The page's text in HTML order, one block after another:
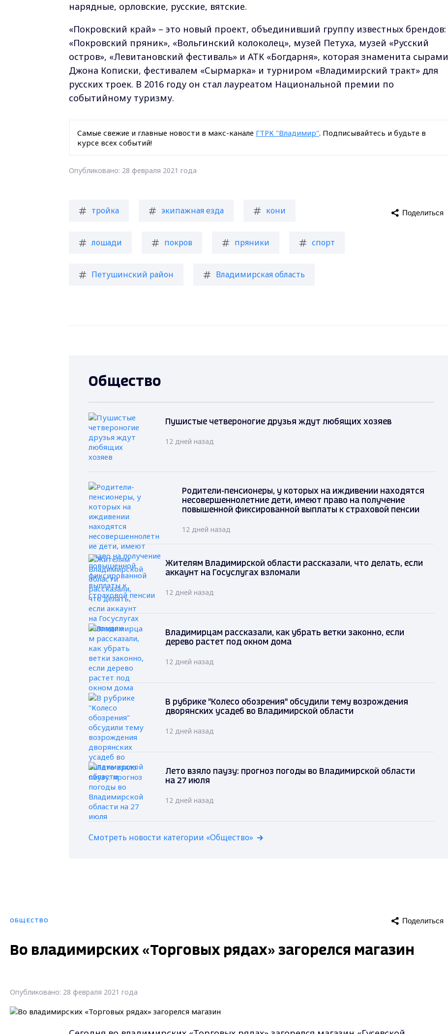
нарядные, орловские, русские, вятские.
«Покровский край» – это новый проект, объединивший группу известных брендов:
«Покровский пряник», «Вольгинский колоколец», музей Петуха, музей «Русский
остров», «Левитановский фестиваль» и АТК «Богдарня», которая знаменита сырами
Джона Кописки, фестивалем «Сырмарка» и турниром «Владимирский тракт» для
русских троек. В 2016 году он стал лауреатом Национальной премии по
событийному туризму.
Самые свежие и главные новости в макс-канале ГТРК "Владимир". Подписывайтесь и будьте в
курсе всех событий!
Опубликовано: 28 февраля 2021 года
тройка экипажная езда кони
лошади покров пряники спорт
Петушинский район Владимирская область
Поделиться
Общество
Пушистые четвероногие друзья ждут любящих хозяев
12 дней назад
Родители-пенсионеры, у которых на иждивении находятся
несовершеннолетние дети, имеют право на получение
повышенной фиксированной выплаты к страховой пенсии
12 дней назад
Жителям Владимирской области рассказали, что делать, если
аккаунт на Госуслугах взломали
12 дней назад
Владимирцам рассказали, как убрать ветки законно, если
дерево растет под окном дома
12 дней назад
В рубрике "Колесо обозрения" обсудили тему возрождения
дворянских усадеб во Владимирской области
12 дней назад
Лето взяло паузу: прогноз погоды во Владимирской области
на 27 июля
12 дней назад
Смотреть новости категории «Общество»
ОБЩЕСТВО Поделиться
Во владимирских «Торговых рядах» загорелся магазин
Опубликовано: 28 февраля 2021 года